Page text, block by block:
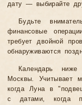
дату — выбирайте
Будьте
финансовые
требует двойной
обнаруживаются
Календарь
Москвы. Учитывает
когда Луна в
с датами, когда